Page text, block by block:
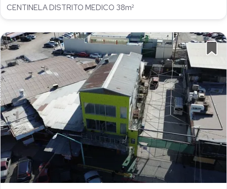
CENTINELA DISTRITO MEDICO 38m²